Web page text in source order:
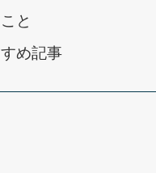
と
め記事